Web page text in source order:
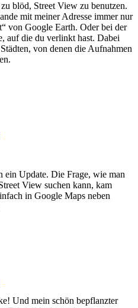
blöd, Street View zu benutzen.
mit meiner Adresse immer nur
von Google Earth. Oder bei der
auf die du verlinkt hast. Dabei
von denen die Aufnahmen
ein Update. Die Frage, wie man
View suchen kann, kam
in Google Maps neben
Und mein schön bepflanzter